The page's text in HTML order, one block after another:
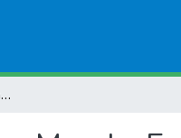
Quitinozoários da cachoeira do Vira-Mundo, Estado do Pará